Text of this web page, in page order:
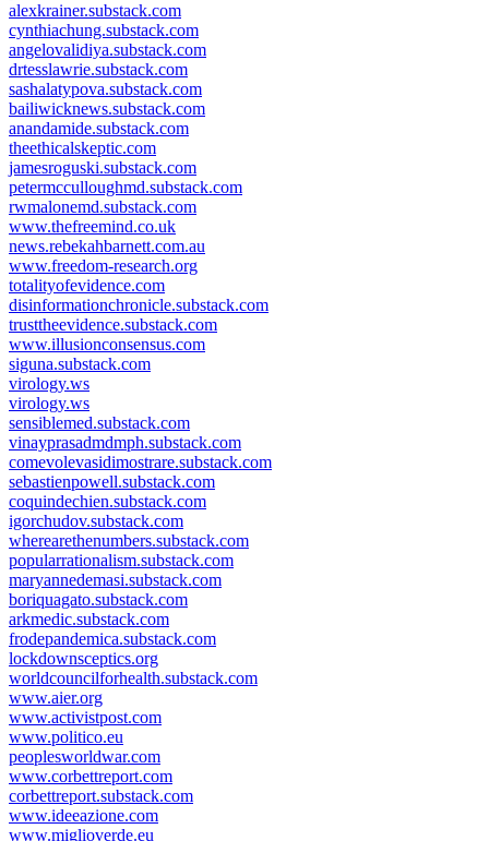
alexkrainer.substack.com
cynthiachung.substack.com
angelovalidiya.substack.com
drtesslawrie.substack.com
sashalatypova.substack.com
bailiwicknews.substack.com
anandamide.substack.com
theethicalskeptic.com
jamesroguski.substack.com
petermcculloughmd.substack.com
rwmalonemd.substack.com
www.thefreemind.co.uk
news.rebekahbarnett.com.au
www.freedom-research.org
totalityofevidence.com
disinformationchronicle.substack.com
trusttheevidence.substack.com
www.illusionconsensus.com
siguna.substack.com
virology.ws
virology.ws
sensiblemed.substack.com
vinayprasadmdmph.substack.com
comevolevasidimostrare.substack.com
sebastienpowell.substack.com
coquindechien.substack.com
igorchudov.substack.com
wherearethenumbers.substack.com
popularrationalism.substack.com
maryannedemasi.substack.com
boriquagato.substack.com
arkmedic.substack.com
frodepandemica.substack.com
lockdownsceptics.org
worldcouncilforhealth.substack.com
www.aier.org
www.activistpost.com
www.politico.eu
peoplesworldwar.com
www.corbettreport.com
corbettreport.substack.com
www.ideeazione.com
www.miglioverde.eu